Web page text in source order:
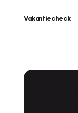
Vakantiecheck